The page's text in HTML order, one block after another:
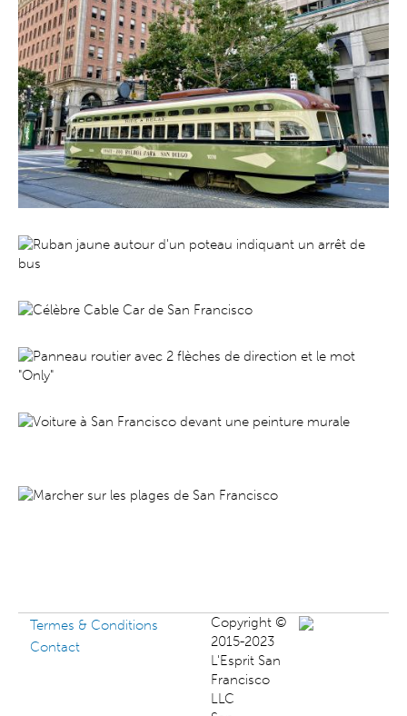
Termes & Conditions
Contact
Copyright ©
2015-2023
L'Esprit San
Francisco
LLC